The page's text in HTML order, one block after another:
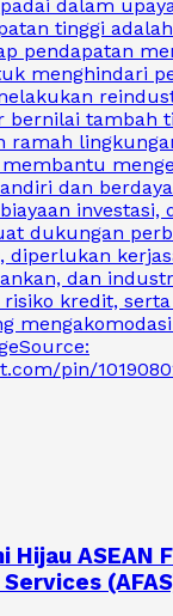
dalam
tinggi
pendapatan
menghindari
bernilai tambah
ramah
dan
investasi,
dukungan
diperlukan
dan
risiko kredit,
pin/
Hijau ASEAN